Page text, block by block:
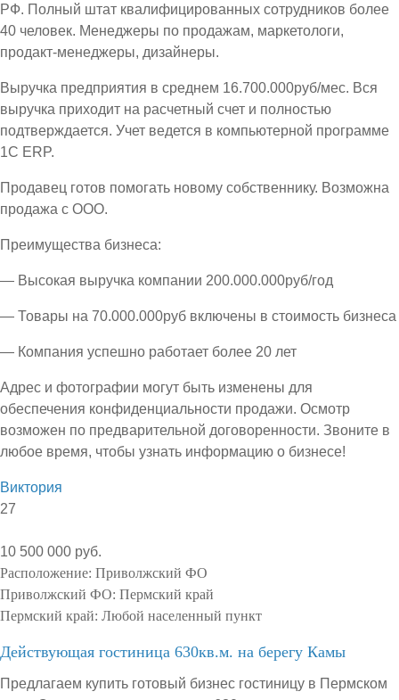
РФ. Полный штат квалифицированных сотрудников более
40 человек. Менеджеры по продажам, маркетологи,
продакт-менеджеры, дизайнеры.
Выручка предприятия в среднем 16.700.000руб/мес. Вся
выручка приходит на расчетный счет и полностью
подтверждается. Учет ведется в компьютерной программе
1С ЕRP.
Продавец готов помогать новому собственнику. Возможна
продажа с ООО.
Преимущества бизнеса:
— Высокая выручка компании 200.000.000руб/год
— Товары на 70.000.000руб включены в стоимость бизнеса
— Компания успешно работает более 20 лет
Адрес и фотографии могут быть изменены для
обеспечения конфиденциальности продажи. Осмотр
возможен по предварительной договоренности. Звоните в
любое время, чтобы узнать информацию о бизнесе!
Виктория
27
10 500 000 руб.
Расположение: Приволжский ФО
Приволжский ФО: Пермский край
Пермский край: Любой населенный пункт
Действующая гостиница 630кв.м. на берегу Камы
Предлагаем купить готовый бизнес гостиницу в Пермском